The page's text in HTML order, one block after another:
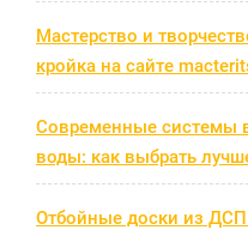
Мастерство и
кройка на сайте
Современные системы
воды: как выбрать
Отбойные доски из